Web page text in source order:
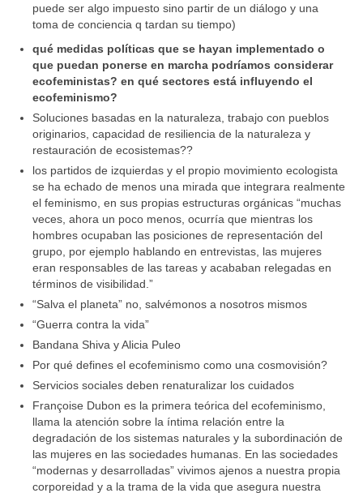
puede ser algo impuesto sino partir de un diálogo y una
toma de conciencia q tardan su tiempo)
qué medidas políticas que se hayan implementado o
que puedan ponerse en marcha podríamos considerar
ecofeministas? en qué sectores está influyendo el
ecofeminismo?
Soluciones basadas en la naturaleza, trabajo con pueblos
originarios, capacidad de resiliencia de la naturaleza y
restauración de ecosistemas??
los partidos de izquierdas y el propio movimiento ecologista
se ha echado de menos una mirada que integrara realmente
el feminismo, en sus propias estructuras orgánicas “muchas
veces, ahora un poco menos, ocurría que mientras los
hombres ocupaban las posiciones de representación del
grupo, por ejemplo hablando en entrevistas, las mujeres
eran responsables de las tareas y acababan relegadas en
términos de visibilidad.”
“Salva el planeta” no, salvémonos a nosotros mismos
“Guerra contra la vida”
Bandana Shiva y Alicia Puleo
Por qué defines el ecofeminismo como una cosmovisión?
Servicios sociales deben renaturalizar los cuidados
Françoise Dubon es la primera teórica del ecofeminismo,
llama la atención sobre la íntima relación entre la
degradación de los sistemas naturales y la subordinación de
las mujeres en las sociedades humanas. En las sociedades
“modernas y desarrolladas” vivimos ajenos a nuestra propia
corporeidad y a la trama de la vida que asegura nuestra